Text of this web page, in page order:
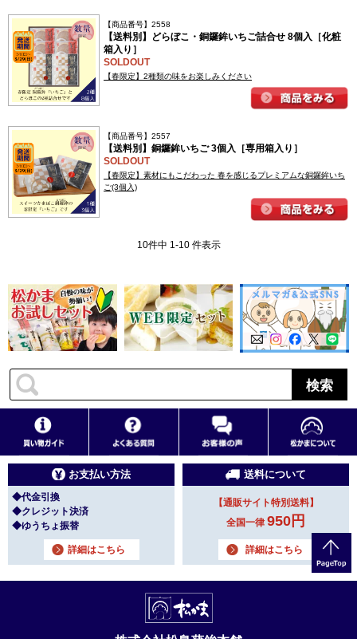
【商品番号】2558
【送料別】どらぼこ・銅鑼鉾いちご詰合せ 8個入［化粧
箱入り］
SOLDOUT
【春限定】2種類の味をお楽しみください
【商品番号】2557
【送料別】銅鑼鉾いちご 3個入［専用箱入り］
SOLDOUT
【春限定】素材にもこだわった 春を感じるプレミアムな銅鑼鉾いち
ご(3個入)
10件中 1-10 件表示
検索
お支払い方法
◆代金引換
◆クレジット決済
◆ゆうちょ振替
詳細はこちら
送料について
【通販サイト特別送料】
全国一律 950円
詳細はこちら